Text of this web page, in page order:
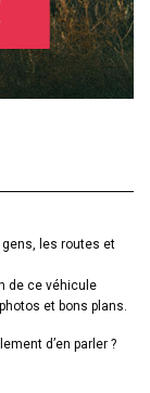
gens, les routes et
de ce véhicule
et bons plans.
d’en parler ?